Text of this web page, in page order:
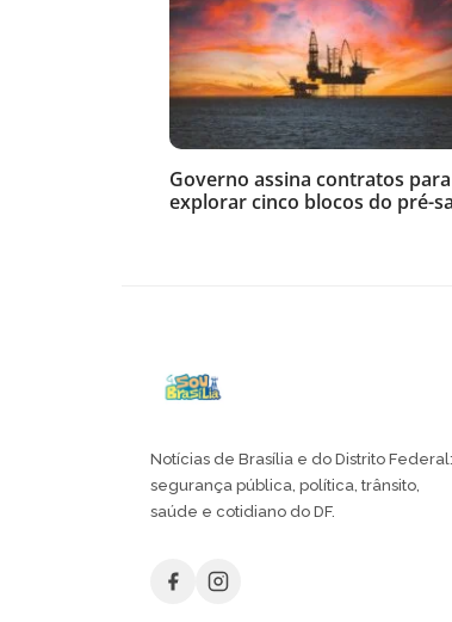
Governo assina contratos para
explorar cinco blocos do pré-
Notícias de Brasília e do Distrito Federal:
segurança pública, política, trânsito,
saúde e cotidiano do DF.